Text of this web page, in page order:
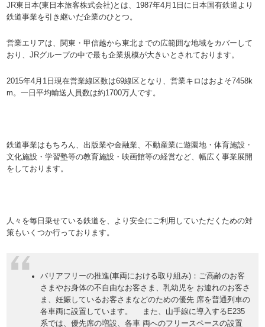
JR東日本(東日本旅客株式会社)とは、1987年4月1日に日本国有鉄道より
鉄道事業を引き継いだ企業のひとつ。
営業エリアは、関東・甲信越から東北までの広範囲な地域をカバーして
おり、JRグループの中で最も企業規模が大きいとされております。
2015年4月1日現在営業線区数は69線区となり、営業キロはおよそ7458k
m。一日平均輸送人員数は約1700万人です。
鉄道事業はもちろん、出版業や金融業、不動産業に遊園地・体育施設・
文化施設・学習塾等の教育施設・映画館等の経営など、幅広く事業展開
をしております。
人々を毎日乗せている鉄道を、より安全にご利用していただくための対
策もいくつか行っております。
バリアフリーの推進(車両における取り組み)：ご高齢のお客
さまやお身体の不自由なお客さま、乳幼児を お連れのお客さ
ま、妊娠しているお客さまなどのための優先 席を普通列車の
各車両に設置しています。 また、山手線に導入するE235
系では、優先席の増設、各車 両へのフリースペースの設置